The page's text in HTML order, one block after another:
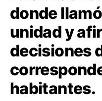
donde
unidad y
decisiones
habitantes.